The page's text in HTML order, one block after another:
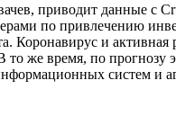
приводит данные с
по привлечению
Коронавирус и
же время, по прогнозу
систем и